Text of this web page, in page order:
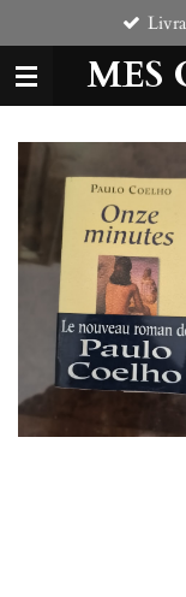
au
contenu
principal
MES
Livraison gratuite à